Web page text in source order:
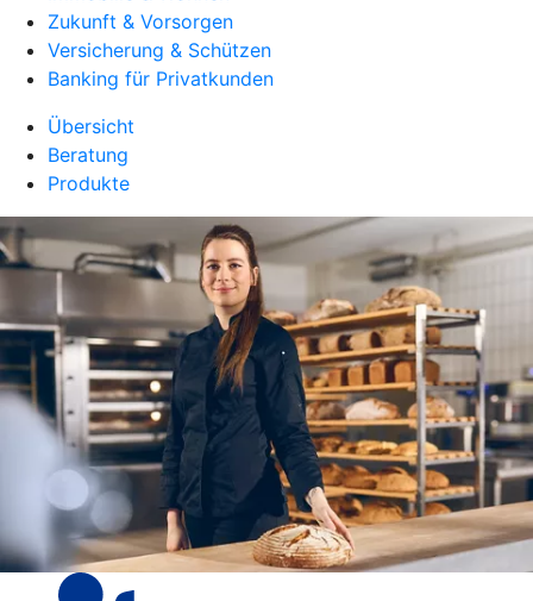
Zukunft & Vorsorgen
Versicherung & Schützen
Banking für Privatkunden
Übersicht
Beratung
Produkte